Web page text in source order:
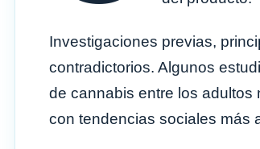
Investigaciones previas,
contradictorios. Algunos
de cannabis entre los adultos
con tendencias sociales más